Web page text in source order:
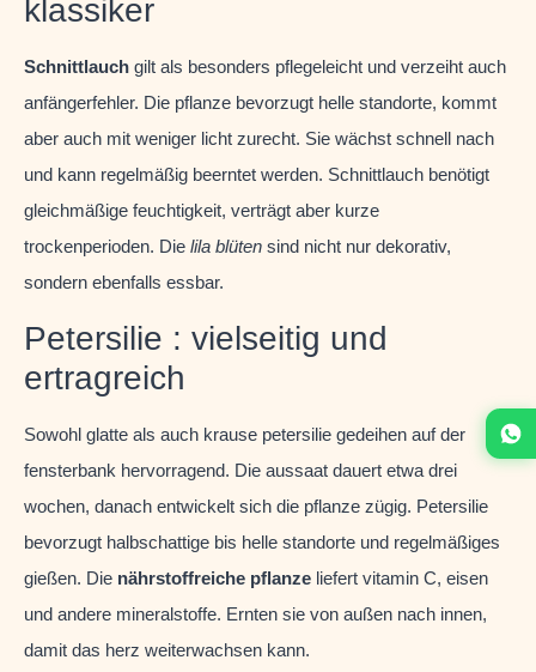
klassiker
Schnittlauch gilt als besonders pflegeleicht und verzeiht auch
anfängerfehler. Die pflanze bevorzugt helle standorte, kommt
aber auch mit weniger licht zurecht. Sie wächst schnell nach
und kann regelmäßig beerntet werden. Schnittlauch benötigt
gleichmäßige feuchtigkeit, verträgt aber kurze
trockenperioden. Die lila blüten sind nicht nur dekorativ,
sondern ebenfalls essbar.
Petersilie : vielseitig und
ertragreich
Sowohl glatte als auch krause petersilie gedeihen auf der
fensterbank hervorragend. Die aussaat dauert etwa drei
wochen, danach entwickelt sich die pflanze zügig. Petersilie
bevorzugt halbschattige bis helle standorte und regelmäßiges
gießen. Die nährstoffreiche pflanze liefert vitamin C, eisen
und andere mineralstoffe. Ernten sie von außen nach innen,
damit das herz weiterwachsen kann.